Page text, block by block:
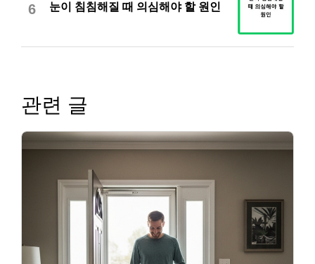
6 눈이 침침해질 때 의심해야 할 원인
관련 글